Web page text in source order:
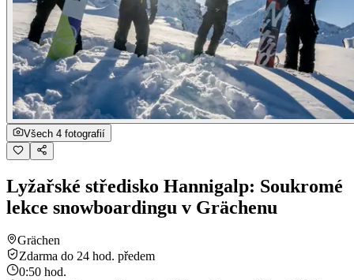
Všech 4 fotografií
Lyžařské středisko Hannigalp: Soukromé
lekce snowboardingu v Grächenu
Grächen
Zdarma do 24 hod. předem
0:50 hod.